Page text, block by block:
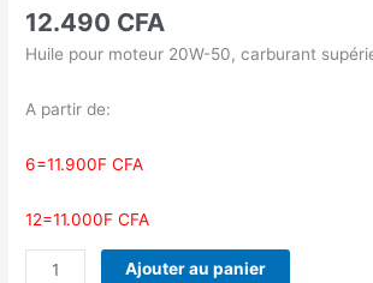
12.490 CFA
Huile pour moteur 20W-50, carburant
A partir de:
6=11.900F CFA
12=11.000F CFA
Ajouter au panier